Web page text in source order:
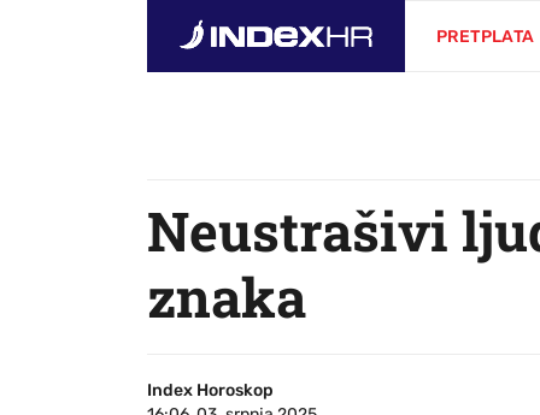
PRETPLATA
Neustrašivi
znaka
Index Horoskop